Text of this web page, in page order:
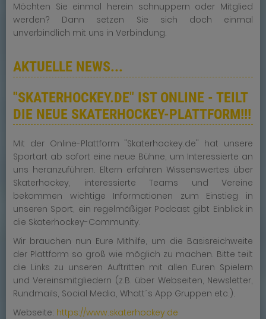
Möchten Sie einmal herein schnuppern oder Mitglied
werden? Dann setzen Sie sich doch einmal
unverbindlich mit uns in Verbindung.
AKTUELLE NEWS...
"SKATERHOCKEY.DE" IST ONLINE - TEILT
DIE NEUE SKATERHOCKEY-PLATTFORM!!!
Mit der Online-Plattform "Skaterhockey.de" hat unsere
Sportart ab sofort eine neue Bühne, um Interessierte an
uns heranzuführen. Eltern erfahren Wissenswertes über
Skaterhockey, interessierte Teams und Vereine
bekommen wichtige Informationen zum Einstieg in
unseren Sport, ein regelmäßiger Podcast gibt Einblick in
die Skaterhockey-Community.
Wir brauchen nun Eure Mithilfe, um die Basisreichweite
der Plattform so groß wie möglich zu machen. Bitte teilt
die Links zu unseren Auftritten mit allen Euren Spielern
und Vereinsmitgliedern (z.B. über Webseiten, Newsletter,
Rundmails, Social Media, Whatt´s App Gruppen etc.).
Webseite: https://www.skaterhockey.de